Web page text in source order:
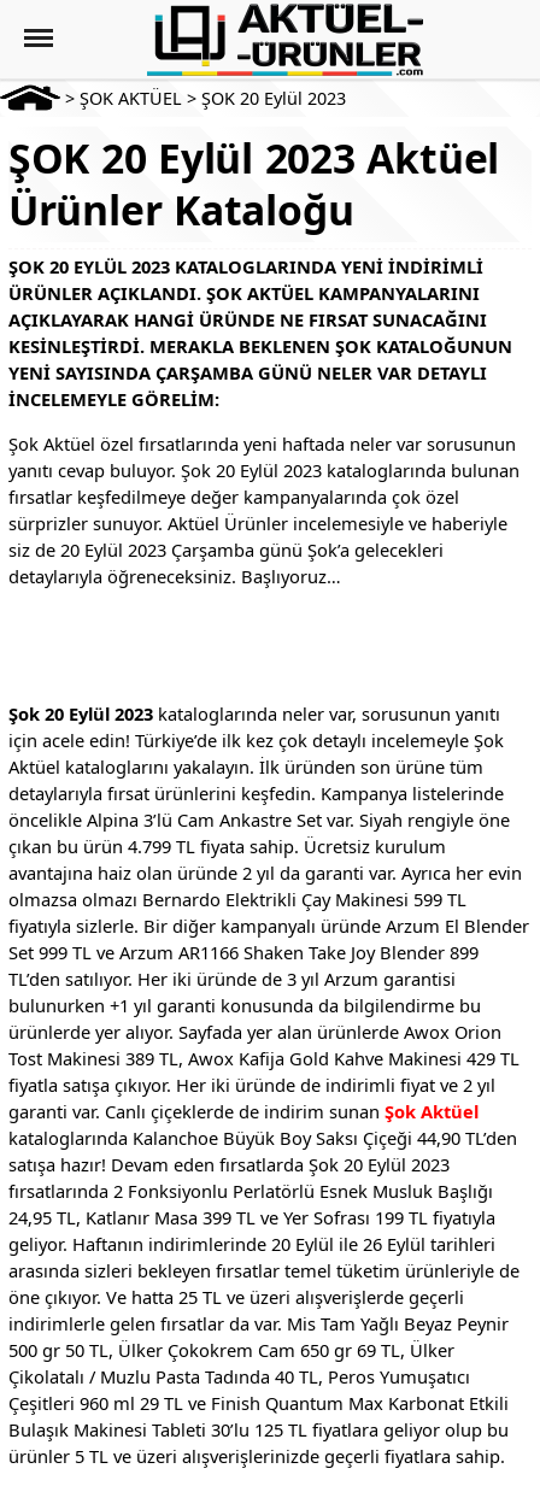
> ŞOK AKTÜEL > ŞOK 20 Eylül 2023
ŞOK 20 Eylül 2023 Aktüel
Ürünler Kataloğu
ŞOK 20 EYLÜL 2023 KATALOGLARINDA YENI INDIRIMLI
ÜRÜNLER AÇIKLANDI. ŞOK AKTÜEL KAMPANYALARINI
AÇIKLAYARAK HANGI ÜRÜNDE NE FIRSAT SUNACAĞINI
KESINLEŞTIRDI. MERAKLA BEKLENEN ŞOK KATALOĞUNUN
YENI SAYISINDA ÇARŞAMBA GÜNÜ NELER VAR DETAYLI
INCELEMEYLE GÖRELIM:
Şok Aktüel özel fırsatlarında yeni haftada neler var sorusunun
yanıtı cevap buluyor. Şok 20 Eylül 2023 kataloglarında bulunan
fırsatlar keşfedilmeye değer kampanyalarında çok özel
sürprizler sunuyor. Aktüel Ürünler incelemesiyle ve haberiyle
siz de 20 Eylül 2023 Çarşamba günü Şok’a gelecekleri
detaylarıyla öğreneceksiniz. Başlıyoruz…
Şok 20 Eylül 2023kataloglarında neler var, sorusunun yanıtı
için acele edin! Türkiye’de ilk kez çok detaylı incelemeyle Şok
Aktüel kataloglarını yakalayın. İlk üründen son ürüne tüm
detaylarıyla fırsat ürünlerini keşfedin. Kampanya listelerinde
öncelikle Alpina 3’lü Cam Ankastre Set var. Siyah rengiyle öne
çıkan bu ürün 4.799 TL fiyata sahip. Ücretsiz kurulum
avantajına haiz olan üründe 2 yıl da garanti var. Ayrıca her evin
olmazsa olmazı Bernardo Elektrikli Çay Makinesi 599 TL
fiyatıyla sizlerle. Bir diğer kampanyalı üründe Arzum El Blender
Set 999 TL ve Arzum AR1166 Shaken Take Joy Blender 899
TL’den satılıyor. Her iki üründe de 3 yıl Arzum garantisi
bulunurken +1 yıl garanti konusunda da bilgilendirme bu
ürünlerde yer alıyor. Sayfada yer alan ürünlerde Awox Orion
Tost Makinesi 389 TL, Awox Kafija Gold Kahve Makinesi 429 TL
fiyatla satışa çıkıyor. Her iki üründe de indirimli fiyat ve 2 yıl
garanti var. Canlı çiçeklerde de indirim sunan Şok Aktüel
kataloglarında Kalanchoe Büyük Boy Saksı Çiçeği 44,90 TL’den
satışa hazır! Devam eden fırsatlarda Şok 20 Eylül 2023
fırsatlarında 2 Fonksiyonlu Perlatörlü Esnek Musluk Başlığı
24,95 TL, Katlanır Masa 399 TL ve Yer Sofrası 199 TL fiyatıyla
geliyor. Haftanın indirimlerinde 20 Eylül ile 26 Eylül tarihleri
arasında sizleri bekleyen fırsatlar temel tüketim ürünleriyle de
öne çıkıyor. Ve hatta 25 TL ve üzeri alışverişlerde geçerli
indirimlerle gelen fırsatlar da var. Mis Tam Yağlı Beyaz Peynir
500 gr 50 TL, Ülker Çokokrem Cam 650 gr 69 TL, Ülker
Çikolatalı / Muzlu Pasta Tadında 40 TL, Peros Yumuşatıcı
Çeşitleri 960 ml 29 TL ve Finish Quantum Max Karbonat Etkili
Bulaşık Makinesi Tableti 30’lu 125 TL fiyatlara geliyor olup bu
ürünler 5 TL ve üzeri alışverişlerinizde geçerli fiyatlara sahip.